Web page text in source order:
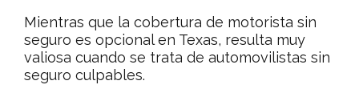
Mientras que la cobertura de motorista sin
seguro es opcional en Texas, resulta muy
valiosa cuando se trata de automovilistas sin
seguro culpables.